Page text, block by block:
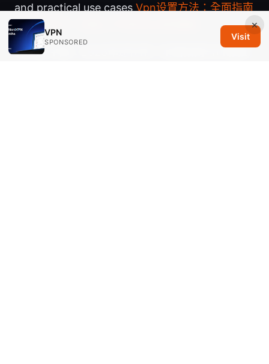
and practical use cases Vpn设置方法：全面指南
與實用技巧，快速上手與安全加密要點
Vpn猫 中国：2025年还在用？全面指南与可靠推
×
VPN
SPONSORED
Visit